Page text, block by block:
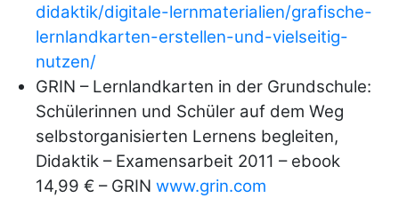
didaktik/digitale-lernmaterialien/grafische-
lernlandkarten-erstellen-und-vielseitig-
nutzen/
GRIN – Lernlandkarten in der Grundschule:
Schülerinnen und Schüler auf dem Weg
selbstorganisierten Lernens begleiten,
Didaktik – Examensarbeit 2011 – ebook
14,99 € – GRIN www.grin.com